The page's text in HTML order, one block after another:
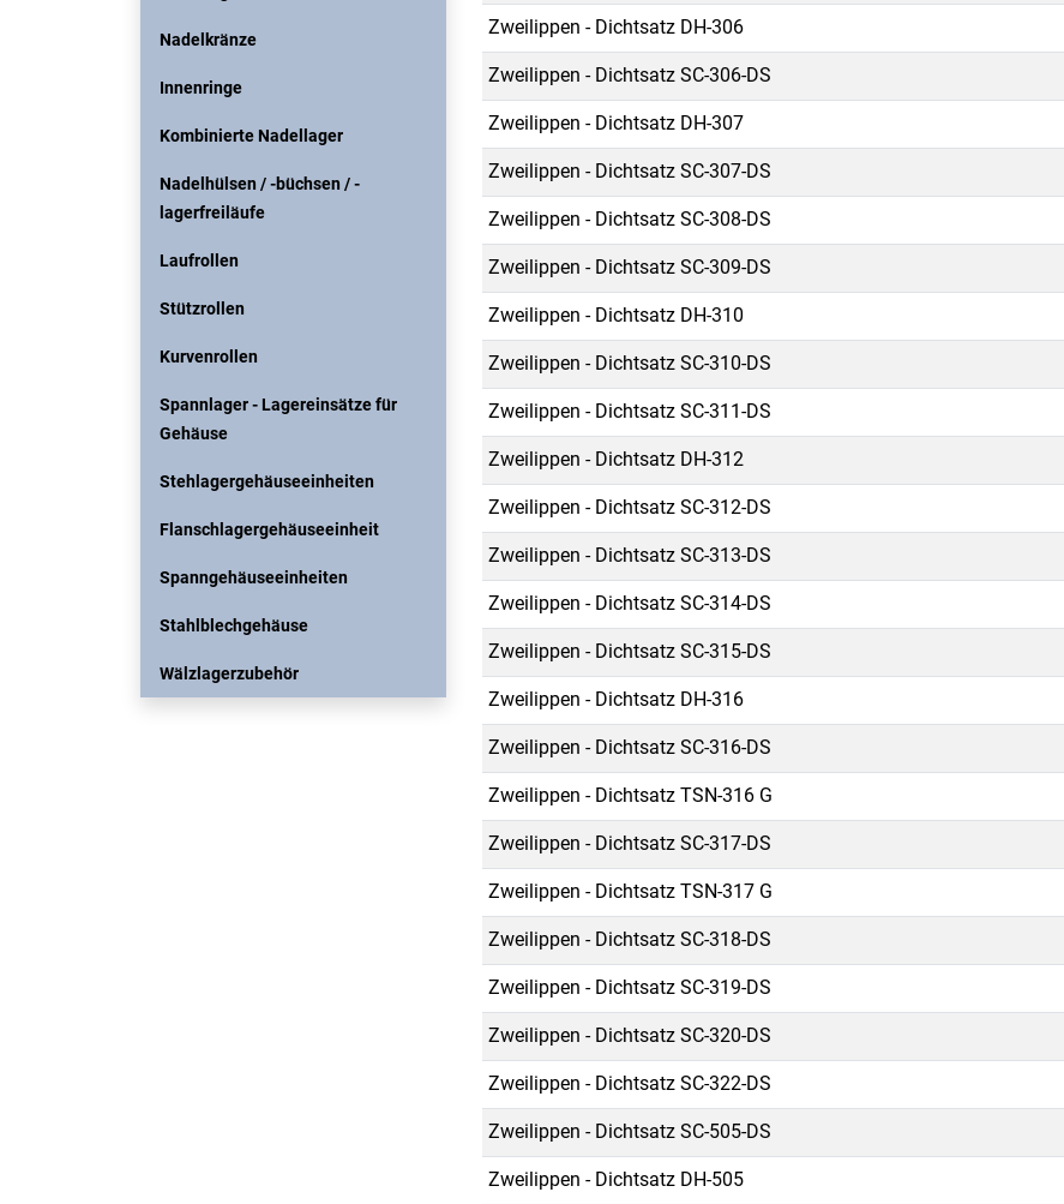
Nadelkränze
Innenringe
Kombinierte Nadellager
Nadelhülsen / -büchsen / -
lagerfreiläufe
Laufrollen
Stützrollen
Kurvenrollen
Spannlager - Lagereinsätze für
Gehäuse
Stehlagergehäuseeinheiten
Flanschlagergehäuseeinheit
Spanngehäuseeinheiten
Stahlblechgehäuse
Wälzlagerzubehör
Zweilippen - Dichtsatz DH-306
Zweilippen - Dichtsatz SC-306-DS
Zweilippen - Dichtsatz DH-307
Zweilippen - Dichtsatz SC-307-DS
Zweilippen - Dichtsatz SC-308-DS
Zweilippen - Dichtsatz SC-309-DS
Zweilippen - Dichtsatz DH-310
Zweilippen - Dichtsatz SC-310-DS
Zweilippen - Dichtsatz SC-311-DS
Zweilippen - Dichtsatz DH-312
Zweilippen - Dichtsatz SC-312-DS
Zweilippen - Dichtsatz SC-313-DS
Zweilippen - Dichtsatz SC-314-DS
Zweilippen - Dichtsatz SC-315-DS
Zweilippen - Dichtsatz DH-316
Zweilippen - Dichtsatz SC-316-DS
Zweilippen - Dichtsatz TSN-316 G
Zweilippen - Dichtsatz SC-317-DS
Zweilippen - Dichtsatz TSN-317 G
Zweilippen - Dichtsatz SC-318-DS
Zweilippen - Dichtsatz SC-319-DS
Zweilippen - Dichtsatz SC-320-DS
Zweilippen - Dichtsatz SC-322-DS
Zweilippen - Dichtsatz SC-505-DS
Zweilippen - Dichtsatz DH-505